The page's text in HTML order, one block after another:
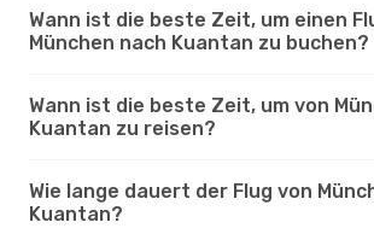
Wann ist die beste Zeit, um einen
München nach Kuantan zu buchen?
Wann ist die beste Zeit, um von
Kuantan zu reisen?
Wie lange dauert der Flug von
Kuantan?